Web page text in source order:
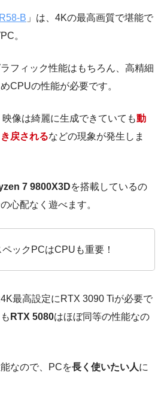
B 」は、4Kの最高画質で堪能で
。
フィック性能はもちろん、高精細
CPUの性能が必要です。
像は綺麗に生成できていても動
戻されるなどの現象が発生しま
7 9800X3Dを搭載しているの
心配なく遊べます。
ックPCはCPUも重要！
最高設定にRTX 3090 Tiが必要で
RTX 5080はほぼ同等の性能なの
なので、PCを長く使いたい人に